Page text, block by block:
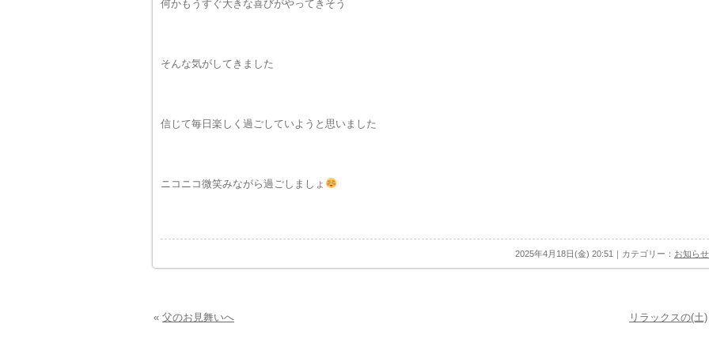
何かもうすぐ大きな喜びがやってきそう
そんな気がしてきました
信じて毎日楽しく過ごしていようと思いました
ニコニコ微笑みながら過ごしましょ
2025年4月18日(金) 20:51｜カテゴリー： お知らせ
« 父のお見舞いへ リラックスの(土)